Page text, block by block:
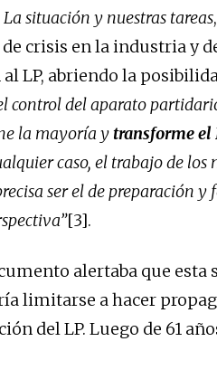
La situación y nuestras tareas
crisis en la industria y
LP, abriendo la
control del aparato
la mayoría ytransforme el
caso, el trabajo de
ser el de preparación
[3].
alertaba que esta
limitarse a hacer
del LP. Luego de 61